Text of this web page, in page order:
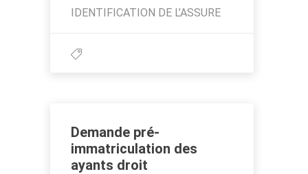
IDENTIFICATION DE L’ASSURE
Demande pré-
immatriculation des
ayants droit